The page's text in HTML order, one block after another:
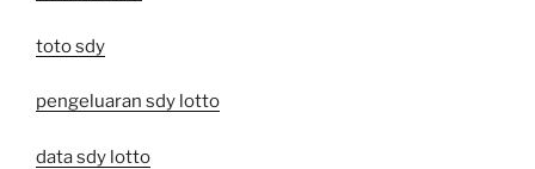
toto sdy
pengeluaran sdy lotto
data sdy lotto